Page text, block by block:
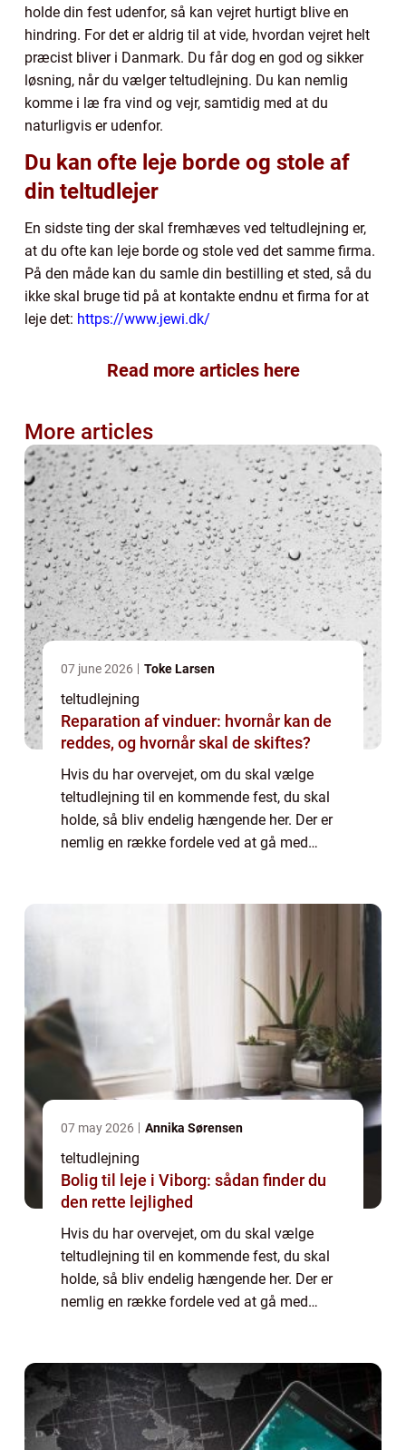
holde din fest udenfor, så kan vejret hurtigt blive en
hindring. For det er aldrig til at vide, hvordan vejret helt
præcist bliver i Danmark. Du får dog en god og sikker
løsning, når du vælger teltudlejning. Du kan nemlig
komme i læ fra vind og vejr, samtidig med at du
naturligvis er udenfor.
Du kan ofte leje borde og stole af
din teltudlejer
En sidste ting der skal fremhæves ved teltudlejning er,
at du ofte kan leje borde og stole ved det samme firma.
På den måde kan du samle din bestilling et sted, så du
ikke skal bruge tid på at kontakte endnu et firma for at
leje det: https://www.jewi.dk/
Read more articles here
More articles
07 june 2026 Toke Larsen
teltudlejning
Reparation af vinduer: hvornår kan de
reddes, og hvornår skal de skiftes?
Hvis du har overvejet, om du skal vælge
teltudlejning til en kommende fest, du skal
holde, så bliv endelig hængende her. Der er
nemlig en række fordele ved at gå med
07 may 2026 Annika Sørensen
teltudlejning
Bolig til leje i Viborg: sådan finder du
den rette lejlighed
Hvis du har overvejet, om du skal vælge
teltudlejning til en kommende fest, du skal
holde, så bliv endelig hængende her. Der er
nemlig en række fordele ved at gå med